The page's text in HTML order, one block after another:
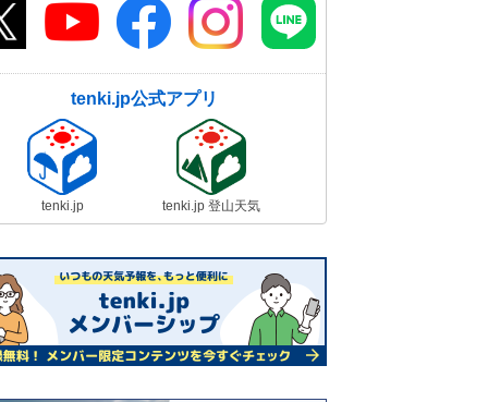
tenki.jp公式アプリ
tenki.jp tenki.jp 登山天気